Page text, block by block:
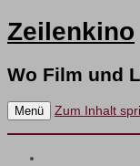
Zeilenkino
Wo Film und
Menü Zum Inhalt